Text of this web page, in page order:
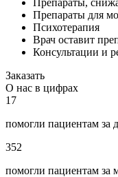
Препараты для
Психотерапия
Врач оставит
Консультации и
Заказать
О нас в цифрах
17
помогли пациентам за
352
помогли пациентам за